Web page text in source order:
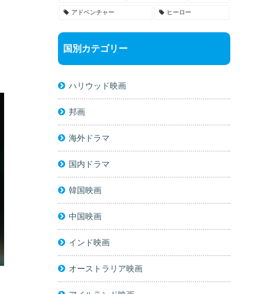
アドベンチャー ヒーロー
国別カテゴリー
ハリウッド映画
邦画
海外ドラマ
国内ドラマ
韓国映画
中国映画
インド映画
オーストラリア映画